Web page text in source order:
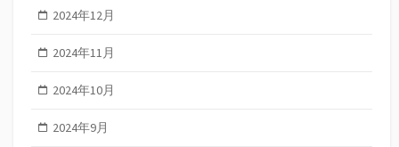
2024年12月
2024年11月
2024年10月
2024年9月